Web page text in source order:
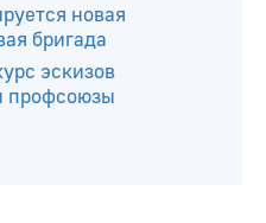
новая
бригада
эскизов
профсоюзы